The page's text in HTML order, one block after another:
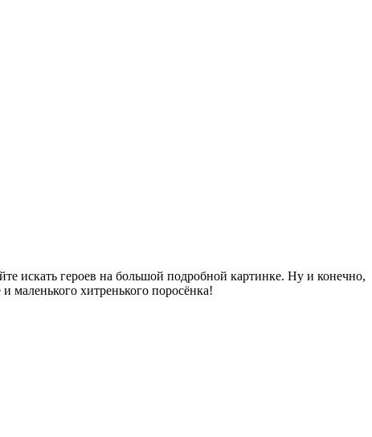
искать героев на большой подробной картинке. Ну и конечно,
маленького хитренького поросёнка!